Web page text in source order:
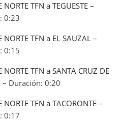
NORTE TFN a TEGUESTE –
0:23
NORTE TFN a EL SAUZAL –
0:15
NORTE TFN a SANTA CRUZ DE
Duración: 0:20
NORTE TFN a TACORONTE –
0:17